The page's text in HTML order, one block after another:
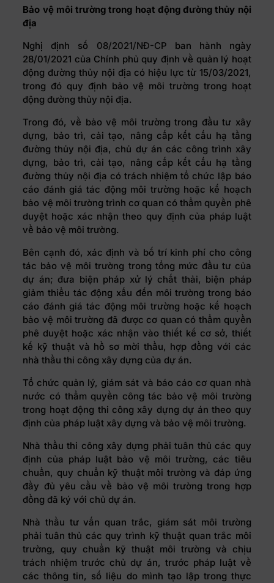
Bảo vệ môi trường trong hoạt động đường thủy nội
địa
Nghị định số 08/2021/NĐ-CP ban hành ngày
28/01/2021 của Chính phủ quy định về quản lý hoạt
động đường thủy nội địa có hiệu lực từ 15/03/2021,
trong đó quy định bảo vệ môi trường trong hoạt
động đường thủy nội địa.
Trong đó, về bảo vệ môi trường trong đầu tư xây
dựng, bảo trì, cải tạo, nâng cấp kết cấu hạ tầng
đường thủy nội địa, chủ dự án các công trình xây
dựng, bảo trì, cải tạo, nâng cấp kết cấu hạ tầng
đường thủy nội địa có trách nhiệm tổ chức lập báo
cáo đánh giá tác động môi trường hoặc kế hoạch
bảo vệ môi trường trình cơ quan có thẩm quyền phê
duyệt hoặc xác nhận theo quy định của pháp luật
về bảo vệ môi trường.
Bên cạnh đó, xác định và bố trí kinh phí cho công
tác bảo vệ môi trường trong tổng mức đầu tư của
dự án; đưa biện pháp xử lý chất thải, biện pháp
giảm thiểu tác động xấu đến môi trường trong báo
cáo đánh giá tác động môi trường hoặc kế hoạch
bảo vệ môi trường đã được cơ quan có thẩm quyền
phê duyệt hoặc xác nhận vào thiết kế cơ sở, thiết
kế kỹ thuật và hồ sơ mời thầu, hợp đồng với các
nhà thầu thi công xây dựng của dự án.
Tổ chức quản lý, giám sát và báo cáo cơ quan nhà
nước có thẩm quyền công tác bảo vệ môi trường
trong hoạt động thi công xây dựng dự án theo quy
định của pháp luật xây dựng và bảo vệ môi trường.
Nhà thầu thi công xây dựng phải tuân thủ các quy
định của pháp luật bảo vệ môi trường, các tiêu
chuẩn, quy chuẩn kỹ thuật môi trường và đáp ứng
đầy đủ yêu cầu về bảo vệ môi trường trong hợp
đồng đã ký với chủ dự án.
Nhà thầu tư vấn quan trắc, giám sát môi trường
phải tuân thủ các quy trình kỹ thuật quan trắc môi
trường, quy chuẩn kỹ thuật môi trường và chịu
trách nhiệm trước chủ dự án, trước pháp luật về
các thông tin, số liệu do mình tạo lập trong thực